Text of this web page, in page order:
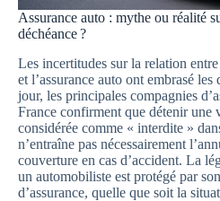
Assurance auto : mythe ou réalité
déchéance ?
Les incertitudes sur la relation
et l’assurance auto ont embrasé
jour, les principales compagnies
France confirment que détenir une
considérée comme « interdite »
n’entraîne pas nécessairement
couverture en cas d’accident. La
un automobiliste est protégé par
d’assurance, quelle que soit la